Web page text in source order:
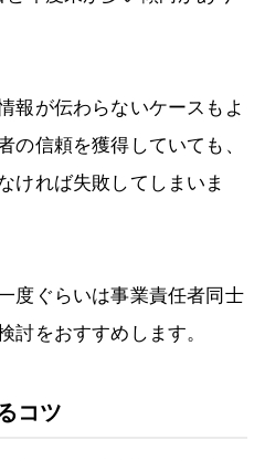
報が伝わらないケースもよ
の信頼を獲得していても、
ければ失敗してしまいま
度ぐらいは事業責任者同士
討をおすすめします。
コツ